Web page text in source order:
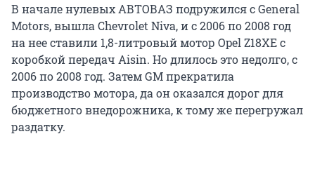
В начале нулевых АВТОВАЗ подружился с General
Motors, вышла Chevrolet Niva, и с 2006 по 2008 год
на нее ставили 1,8-литровый мотор Opel Z18XE с
коробкой передач Aisin. Но длилось это недолго, с
2006 по 2008 год. Затем GM прекратила
производство мотора, да он оказался дорог для
бюджетного внедорожника, к тому же перегружал
раздатку.